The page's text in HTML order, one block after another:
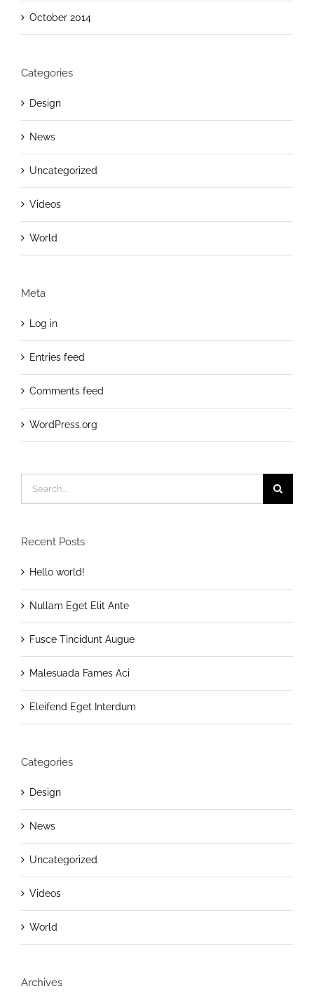
October 2014
Categories
Design
News
Uncategorized
Videos
World
Meta
Log in
Entries feed
Comments feed
WordPress.org
for:
Recent Posts
Hello world!
Nullam Eget Elit Ante
Fusce Tincidunt Augue
Malesuada Fames Aci
Eleifend Eget Interdum
Categories
Design
News
Uncategorized
Videos
World
Archives